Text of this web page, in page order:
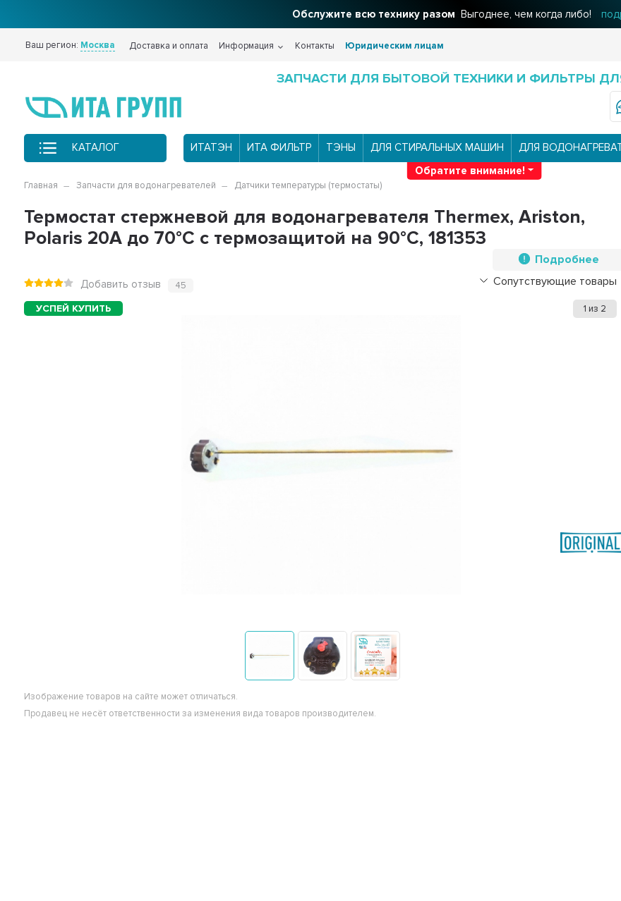
Фильтры для вашего домаРешения для очистки воды
Ваш регион: Москва Доставка и оплата Информация Контакты Юридическим лицам
ЗАПЧАСТИ ДЛЯ БЫТОВОЙ ТЕХНИКИ И ФИЛЬТРЫ
КАТАЛОГ ИТАТЭН ИТА ФИЛЬТР ТЭНЫ ДЛЯ СТИРАЛЬНЫХ МАШИН ДЛЯ
Обратите внимание!
Главная Запчасти для водонагревателей Датчики температуры (термостаты)
Термостат стержневой для водонагревателя Thermex, Ariston,
Polaris 20A до 70°С с термозащитой на 90°С, 181353
Подробнее
Сопутствующие товары
Добавить отзыв 45
1 из 2
Изображение товаров на сайте может отличаться.
Продавец не несёт ответственности за изменения вида товаров производителем.